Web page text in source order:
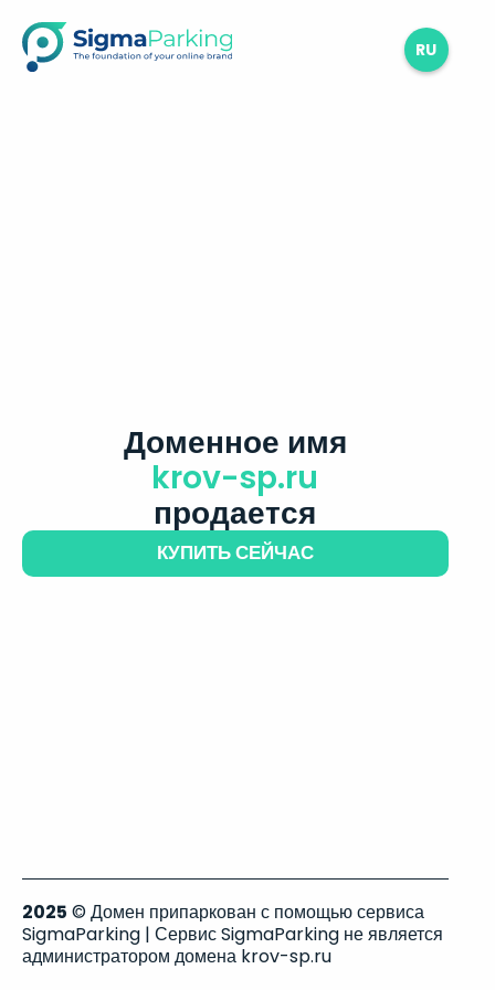
RU
Доменное имя
krov-sp.ru
продается
КУПИТЬ СЕЙЧАС
2025 © Домен припаркован с помощью сервиса
SigmaParking | Сервис SigmaParking не является
администратором домена krov-sp.ru